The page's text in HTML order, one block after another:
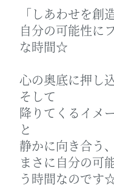
「しあわせを創
自分の可能性に
な時間☆
心の奥底に押し
そして
降りてくるイメ
と
静かに向き合う、
まさに自分の可
う時間なのです